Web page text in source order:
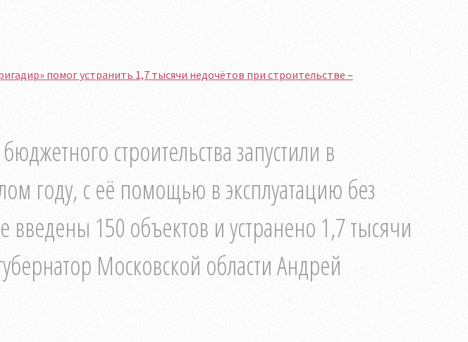
помог устранить 1,7 тысячи недочётов при строительстве –
строительства запустили в
году, с её помощью в эксплуатацию без
введены 150 объектов и устранено 1,7 тысячи
Московской области Андрей